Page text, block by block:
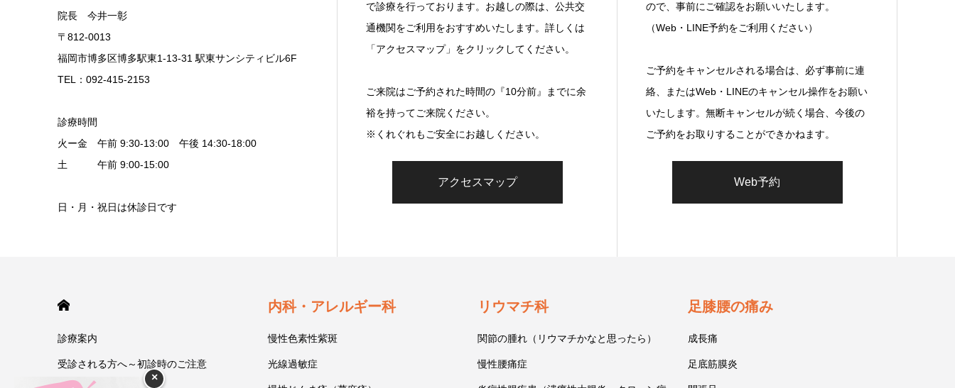
院長 今井一彰
〒812-0013
福岡市博多区博多駅東1-13-31 駅東サンシティビル6F
TEL：092-415-2153
診療時間
火ー金 午前 9:30-13:00 午後 14:30-18:00
土 午前 9:00-15:00
日・月・祝日は休診日です
で診療を行っております。お越しの際は、公共交
通機関をご利用をおすすめいたします。詳しくは
「アクセスマップ」をクリックしてください。
ご来院はご予約された時間の『10分前』までに余
裕を持ってご来院ください。
※くれぐれもご安全にお越しください。
アクセスマップ
ので、事前にご確認をお願いいたします。
（Web・LINE予約をご利用ください）
ご予約をキャンセルされる場合は、必ず事前に連
絡、またはWeb・LINEのキャンセル操作をお願い
いたします。無断キャンセルが続く場合、今後の
ご予約をお取りすることができかねます。
Web予約
診療案内
受診される方へ～初診時のご注意
内科・アレルギー科
慢性色素性紫斑
光線過敏症
リウマチ科
関節の腫れ（リウマチかなと思ったら）
慢性腰痛症
足膝腰の痛み
成長痛
足底筋膜炎
×